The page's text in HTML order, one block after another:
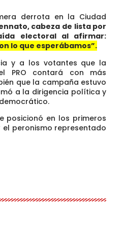
derrota en la Ciudad
cabeza de lista por
electoral al afirmar:
lo que esperábamos”.
y a los votantes que la
PRO contará con más
que la campaña estuvo
a la dirigencia política y
posicionó en los primeros
peronismo representado